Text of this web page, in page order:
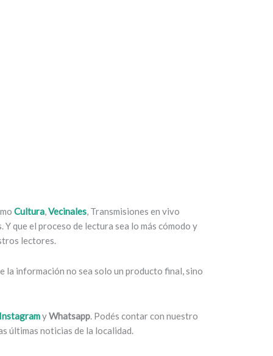
Cultura,Vecinales, Transmisiones en vivo
que el proceso de lectura sea lo más cómodo y
lectores.
la información no sea solo un producto final, sino
yWhatsapp. Podés contar con nuestro
últimas noticias de la localidad.